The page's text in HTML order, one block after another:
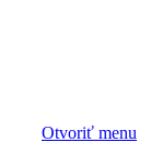
Otvoriť menu